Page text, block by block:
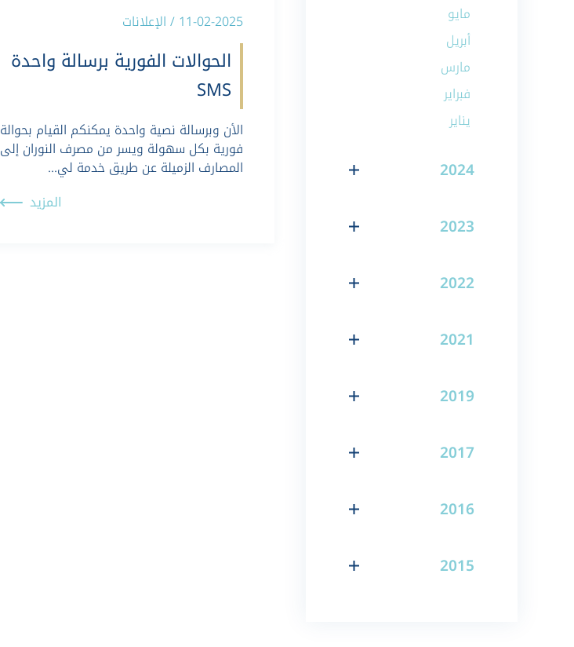
11-02-2025 / الإعلانات
الحوالات الفورية برسالة واحدة
SMS
الأن وبرسالة نصية واحدة يمكنكم القيام بحوالة
فورية بكل سهولة ويسر من مصرف النوران إلى
المصارف الزميلة عن طريق خدمة لي…
المزيد
مايو
أبريل
مارس
فبراير
يناير
2024
2023
2022
2021
2019
2017
2016
2015